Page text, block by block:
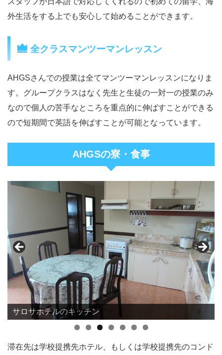
外生活をする上でも安心して始めることができます。
全クラスマンツーマンレッスン
AHGSさんでの授業は全てマンツーマンレッスンになりま
す。グループクラスはなく先生と生徒の一対一の授業のみ
なので個人の苦手なところを重点的に伸ばすことができる
ので短期間で英語を伸ばすことが可能となっています。
AHGSの寮・食事
サロサホテルのキッチン
滞在先は学校提携先ホテル、もしくは学校提携先のコンド